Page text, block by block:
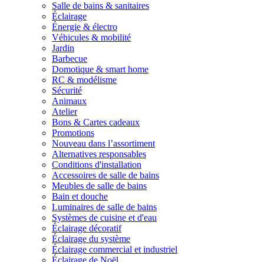
Salle de bains & sanitaires
Éclairage
Énergie & électro
Véhicules & mobilité
Jardin
Barbecue
Domotique & smart home
RC & modélisme
Sécurité
Animaux
Atelier
Bons & Cartes cadeaux
Promotions
Nouveau dans l’assortiment
Alternatives responsables
Conditions d'installation
Accessoires de salle de bains
Meubles de salle de bains
Bain et douche
Luminaires de salle de bains
Systèmes de cuisine et d'eau
Éclairage décoratif
Éclairage du système
Éclairage commercial et industriel
Éclairage de Noël